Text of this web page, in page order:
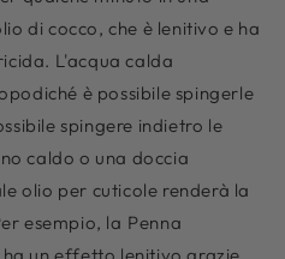
di cocco, che è lenitivo e ha
L'acqua calda
è possibile spingerle
spingere indietro le
caldo o una doccia
olio per cuticole renderà la
esempio, la Penna